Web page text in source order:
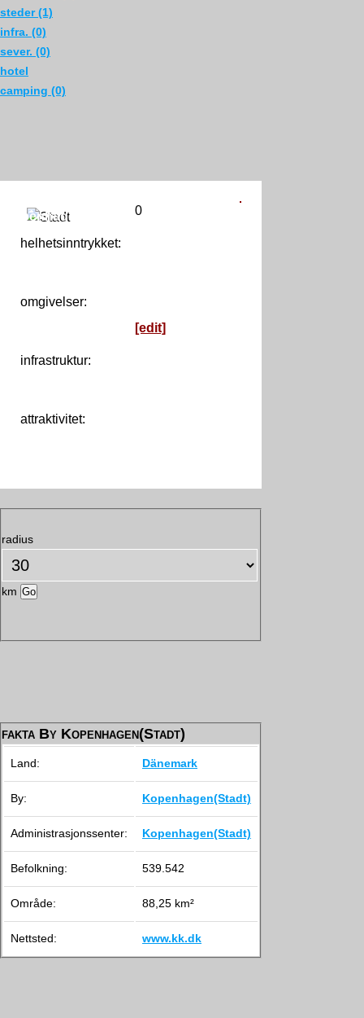
steder (1)
infra. (0)
sever. (0)
hotel
camping (0)
Kopenhagen
helhetsinntrykket:
omgivelser:
infrastruktur:
attraktivitet:
0
[edit]
km
fakta By Kopenhagen(Stadt)
Land: Dänemark
By: Kopenhagen(Stadt)
Administrasjonssenter: Kopenhagen(Stadt)
Befolkning: 539.542
Område: 88,25 km²
Nettsted: www.kk.dk